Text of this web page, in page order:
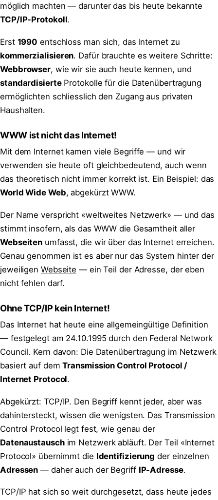
möglich machten — darunter das bis heute bekannte
TCP/IP-Protokoll.
Erst 1990 entschloss man sich, das Internet zu
kommerzialisieren. Dafür brauchte es weitere Schritte:
Webbrowser, wie wir sie auch heute kennen, und
standardisierteProtokolle für die Datenübertragung
ermöglichten schliesslich den Zugang aus privaten
Haushalten.
WWW ist nicht das Internet!
Mit dem Internet kamen viele Begriffe — und wir
verwenden sie heute oft gleichbedeutend, auch wenn
das theoretisch nicht immer korrekt ist. Ein Beispiel: das
World Wide Web, abgekürzt WWW.
Der Name verspricht «weltweites Netzwerk» — und das
stimmt insofern, als das WWW die Gesamtheit aller
Webseiten umfasst, die wir über das Internet erreichen.
Genau genommen ist es aber nur das System hinter der
jeweiligen Webseite — ein Teil der Adresse, der eben
nicht fehlen darf.
Ohne TCP/IP kein Internet!
Das Internet hat heute eine allgemeingültige Definition
— festgelegt am 24.10.1995 durch den Federal Network
Council. Kern davon: Die Datenübertragung im Netzwerk
basiert auf demTransmission Control Protocol /
Internet Protocol.
Abgekürzt: TCP/IP. Den Begriff kennt jeder, aber was
dahintersteckt, wissen die wenigsten. Das Transmission
Control Protocol legt fest, wie genau der
Datenaustauschim Netzwerk abläuft. Der Teil «Internet
Protocol» übernimmt die Identifizierung der einzelnen
Adressen — daher auch der Begriff IP-Adresse.
TCP/IP hat sich so weit durchgesetzt, dass heute jedes